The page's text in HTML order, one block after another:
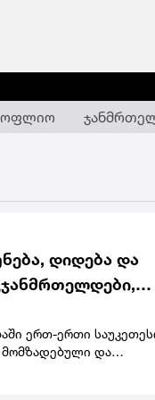
დიდება და
და ბევრად
შედგება
ერთ-ერთი
მომზადებული და